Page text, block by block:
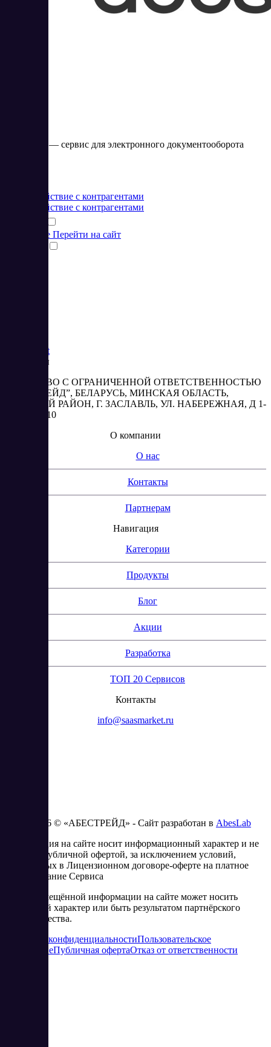
Saby Docs — сервис для электронного документооборота
Взаимодействие с контрагентами
Взаимодействие с контрагентами
Подробнее Перейти на сайт
Market
Реквизиты
ОБЩЕСТВО С ОГРАНИЧЕННОЙ ОТВЕТСТВЕННОСТЬЮ
“АБЕСТРЕЙД”, БЕЛАРУСЬ, МИНСКАЯ ОБЛАСТЬ,
МИНСКИЙ РАЙОН, Г. ЗАСЛАВЛЬ, УЛ. НАБЕРЕЖНАЯ, Д 1-
2, КОМ. 310
О компании
О нас
Контакты
Партнерам
Навигация
Категории
Продукты
Блог
Акции
Разработка
ТОП 20 Сервисов
Контакты
info@saasmarket.ru
2023 - 2026 © «АБЕСТРЕЙД» - Сайт разработан в AbesLab
Информация на сайте носит информационный характер и не
является публичной офертой, за исключением условий,
изложенных в Лицензионном договоре-оферте на платное
использование Сервиса
Часть размещённой информации на сайте может носить
рекламный характер или быть результатом партнёрского
сотрудничества.
Политика конфиденциальностиПользовательское
соглашениеПубличная офертаОтказ от ответственности